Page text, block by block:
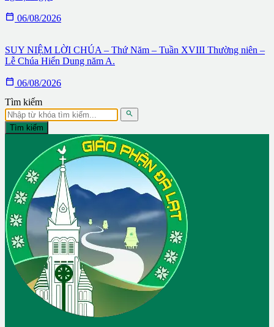
 06/08/2026
SUY NIỆM LỜI CHÚA – Thứ Năm – Tuần XVIII Thường niên –
Lễ Chúa Hiển Dung năm A.
 06/08/2026
Tìm kiếm

Tìm kiếm